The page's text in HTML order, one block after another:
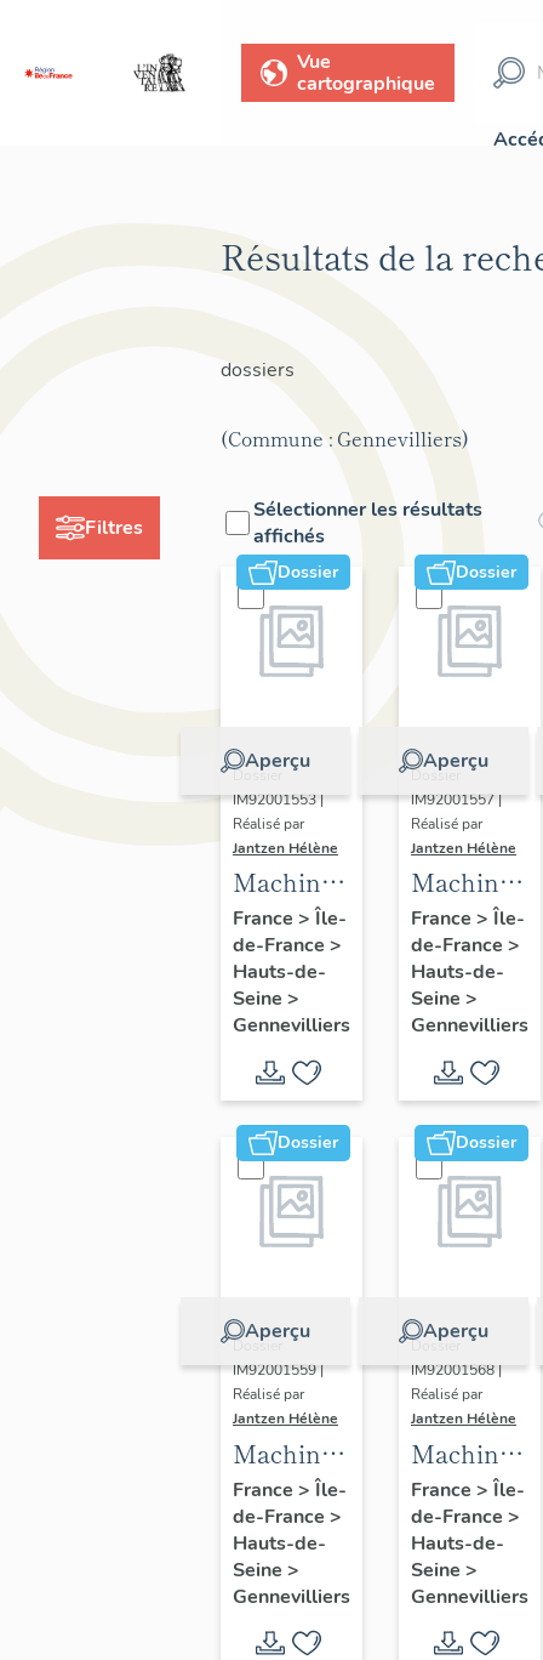
Vue
cartographique
Filtres
Résultats de la
dossiers
(Commune : Gennevilliers)
Sélectionner les résultats
affichés
Dossier
Aperçu
Dossier
IM92001553 |
Réalisé par
Jantzen Hélène
Machine
à
ensacher
France > Île-
de-France >
Hauts-de-
Seine >
Gennevilliers
Dossier
Aperçu
Dossier
IM92001557 |
Réalisé par
Jantzen Hélène
Machine
à tremper
(bain de
trempe à
l'huile)
France > Île-
de-France >
Hauts-de-
Seine >
Gennevilliers
Dossier
Aperçu
Dossier
IM92001559 |
Réalisé par
Jantzen Hélène
Machines
à mouler
(25)
(moules
au sable)
France > Île-
de-France >
Hauts-de-
Seine >
Gennevilliers
Dossier
Aperçu
Dossier
IM92001568 |
Réalisé par
Jantzen Hélène
Machine
à forger
libre
(marteau
pilon) (1)
France > Île-
de-France >
Hauts-de-
Seine >
Gennevilliers